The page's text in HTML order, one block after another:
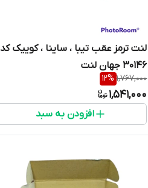
لنت ترمز عقب تیبا ، ساینا ، کوییک کد
30146 جهان لنت
1,767,000
12%
1,541,000
افزودن به سبد